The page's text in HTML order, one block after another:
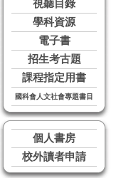
視聽目錄
學科資源
電子書
招生考古題
課程指定用書
國科會人文社會專題書目
個人書房
校外讀者申請